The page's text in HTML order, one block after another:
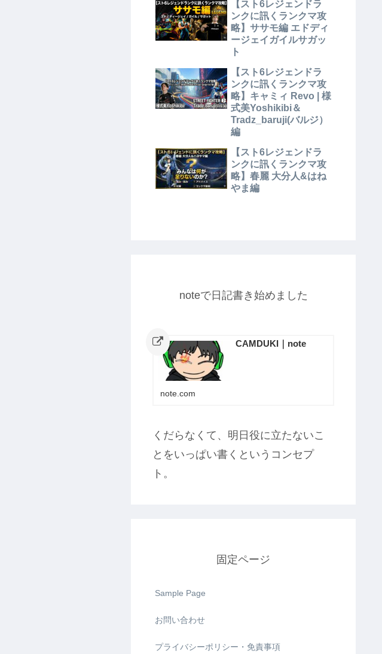
【スト6レジェンドラ
ンクに訊くランクマ攻
略】ササモ編 エドディ
ージェイガイルサガッ
ト
【スト6レジェンドラ
ンクに訊くランクマ攻
略】キャミィ Revo | 様
式美Yoshikibi＆
Tradz_baruji(バルジ）
編
【スト6レジェンドラ
ンクに訊くランクマ攻
略】春麗 大分人&はね
やま編
noteで日記書き始めました
CAMDUKI｜note
note.com
くだらなくて、明日役に立たないこ
とをいっぱい書くというコンセプ
ト。
固定ページ
Sample Page
お問い合わせ
プライバシーポリシー・免責事項